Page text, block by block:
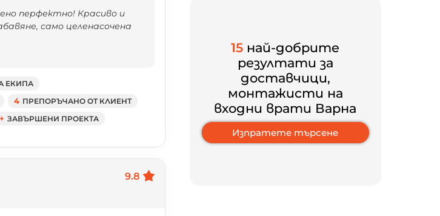
перфектно! Красиво и
само целенасочена
ЕКИПА
4 ПРЕПОРЪЧАНО ОТ КЛИЕНТ
ЗАВЪРШЕНИ ПРОЕКТА
9.8
15 най-добрите
резултати за
доставчици,
монтажисти на
входни врати Варна